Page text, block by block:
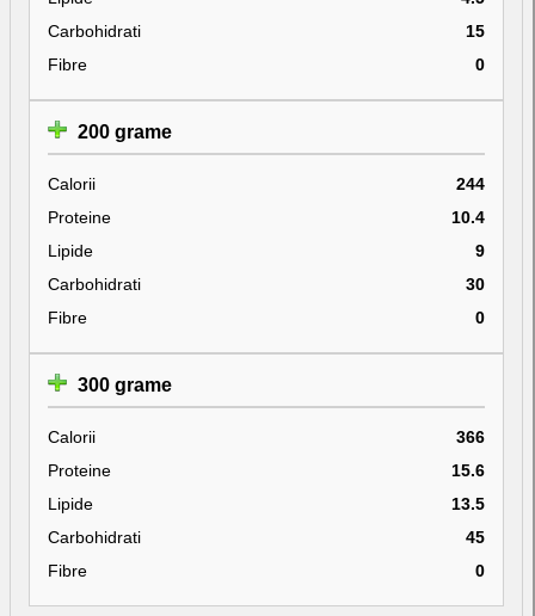
Carbohidrati
15
Fibre
0
200 grame
Calorii
244
Proteine
10.4
Lipide
9
Carbohidrati
30
Fibre
0
300 grame
Calorii
366
Proteine
15.6
Lipide
13.5
Carbohidrati
45
Fibre
0